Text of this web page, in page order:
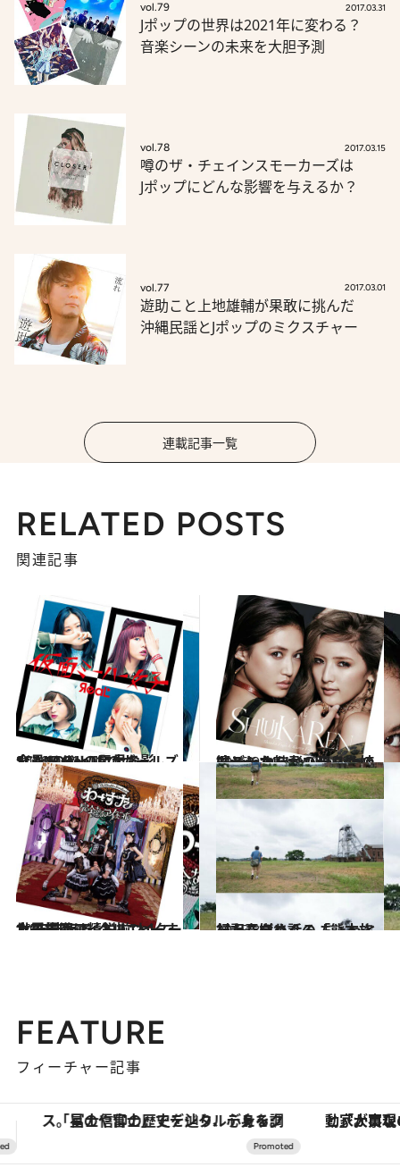
vol.79 2017.03.31
Jポップの世界は2021年に変わる？
音楽シーンの未来を大胆予測
vol.78 2017.03.15
噂のザ・チェインスモーカーズは
Jポップにどんな影響を与えるか？
vol.77 2017.03.01
遊助こと上地雄輔が果敢に挑んだ
沖縄民謡とJポップのミクスチャー
連載記事一覧
RELATED POSTS
関連記事
2016.7.31
全員10代！ 噂のガールズバンド ЯeaLに見るSCANDALの巨大な影
カルチャー 2016.9.30
E-girlsから飛び出した姉妹デュオ ShuuKaRenの凛とした魅力の源泉は
カルチャー
2016.9.13
世界標準アイドル“わーすた”を支える クリエイター女子集団は精鋭揃い！
カルチャー 2015.8.7
村上春樹さんの「熊本旅行記」をめぐる ちょっとしたこぼれ話
FEATURE
フィーチャー記事
「大事なのは地域の意識を変えること」。ロレックス賞受賞の自然保護活動家が実現させたナイジェリアの自然環境の復活 ヴァシュロン・コンスタンタ